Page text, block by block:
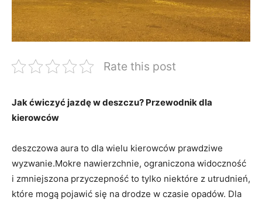
Rate this post
Jak ćwiczyć jazdę w deszczu? Przewodnik dla
kierowców
deszczowa aura to dla wielu kierowców prawdziwe
wyzwanie.Mokre‍ nawierzchnie,⁢ ograniczona widoczność
i ⁤zmniejszona ‌przyczepność⁣ to tylko niektóre z utrudnień,
⁣które mogą pojawić ‌się na drodze w⁣ czasie⁤ opadów. Dla